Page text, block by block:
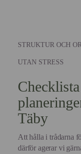
STRUKTUR OCH
UTAN STRESS
Täby
Att hålla i trådarna
därför agerar vi